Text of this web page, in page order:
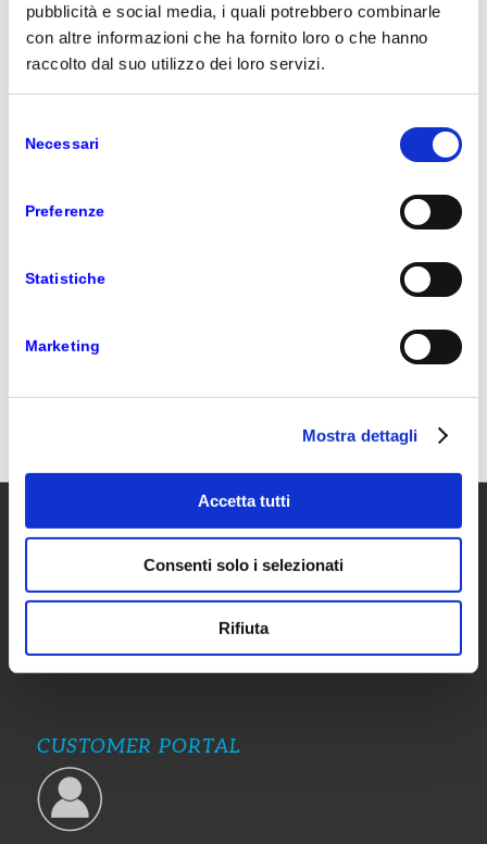
pubblicità e social media, i quali potrebbero combinarle
con altre informazioni che ha fornito loro o che hanno
raccolto dal suo utilizzo dei loro servizi.
delNecessari
Preferenze
Statistiche
Marketing
Mostra dettagli
Accetta tutti
Consenti solo i selezionati
Rifiuta
17 giugno, 15/17.30 - Azure Cloud Migrate
CONDIVIDI QUESTO ARTICOLO
VAR PRIME
Var Prime è la società di Var Group specializzata in
servizi su Microsoft Dynamics dedicati alla piccola e
media impresa e gruppi internazionali con verticali e
soluzioni di settore certificate.
CUSTOMER PORTAL